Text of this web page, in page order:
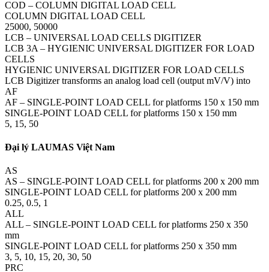
COD – COLUMN DIGITAL LOAD CELL
COLUMN DIGITAL LOAD CELL
25000, 50000
LCB – UNIVERSAL LOAD CELLS DIGITIZER
LCB 3A – HYGIENIC UNIVERSAL DIGITIZER FOR LOAD
CELLS
HYGIENIC UNIVERSAL DIGITIZER FOR LOAD CELLS
LCB Digitizer transforms an analog load cell (output mV/V) into
AF
AF – SINGLE-POINT LOAD CELL for platforms 150 x 150 mm
SINGLE-POINT LOAD CELL for platforms 150 x 150 mm
5, 15, 50
Đại lý LAUMAS Việt Nam
AS
AS – SINGLE-POINT LOAD CELL for platforms 200 x 200 mm
SINGLE-POINT LOAD CELL for platforms 200 x 200 mm
0.25, 0.5, 1
ALL
ALL – SINGLE-POINT LOAD CELL for platforms 250 x 350
mm
SINGLE-POINT LOAD CELL for platforms 250 x 350 mm
3, 5, 10, 15, 20, 30, 50
PRC